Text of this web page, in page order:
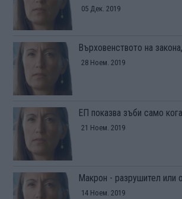
05 Дек. 2019
Върховенството на
28 Ноем. 2019
ЕП показва зъби само
21 Ноем. 2019
Макрон - разрушител или
14 Ноем. 2019